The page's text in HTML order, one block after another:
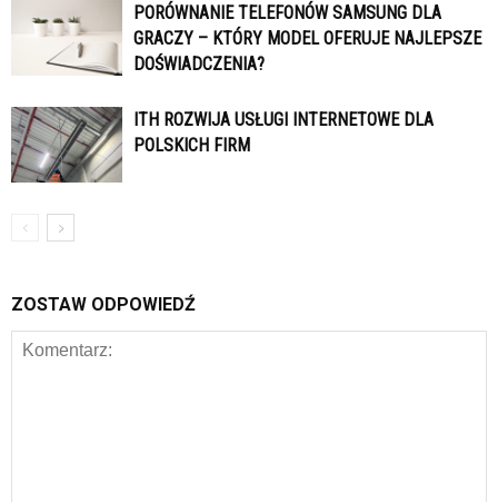
PORÓWNANIE TELEFONÓW SAMSUNG DLA
GRACZY – KTÓRY MODEL OFERUJE NAJLEPSZE
DOŚWIADCZENIA?
ITH ROZWIJA USŁUGI INTERNETOWE DLA
POLSKICH FIRM
ZOSTAW ODPOWIEDŹ